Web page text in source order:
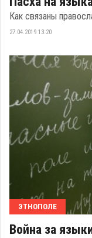
Как связаны
27.04.2019 13:20
ЭТНОПОЛЕ
Война за